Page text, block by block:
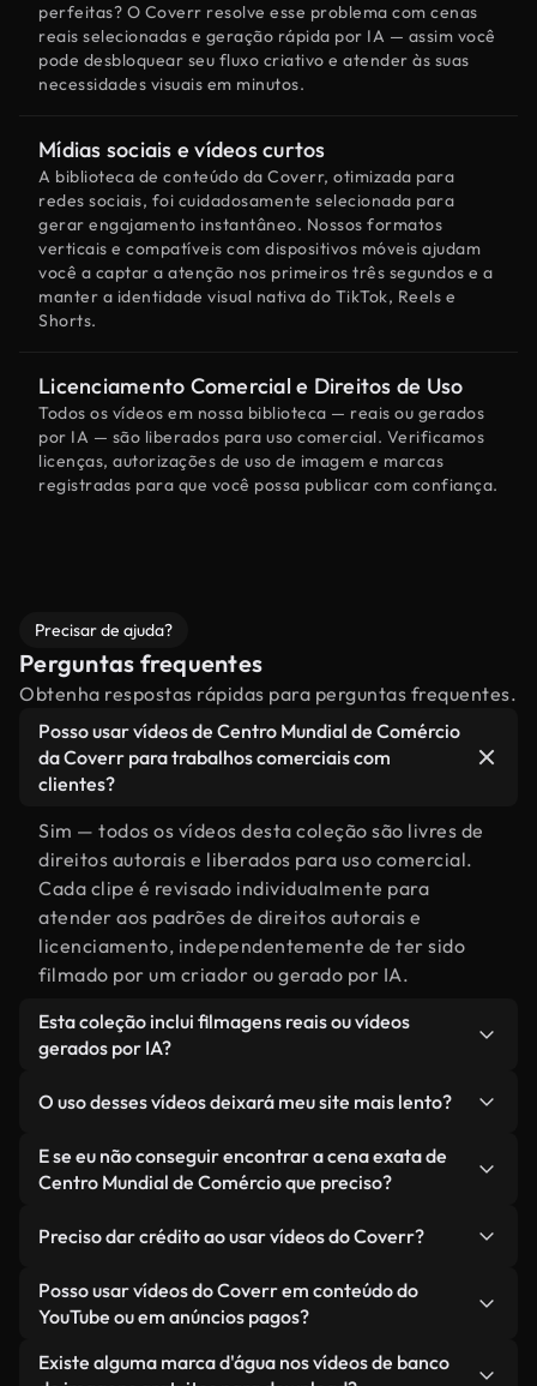
perfeitas? O Coverr resolve esse problema com cenas
reais selecionadas e geração rápida por IA — assim você
pode desbloquear seu fluxo criativo e atender às suas
necessidades visuais em minutos.
Mídias sociais e vídeos curtos
A biblioteca de conteúdo da Coverr, otimizada para
redes sociais, foi cuidadosamente selecionada para
gerar engajamento instantâneo. Nossos formatos
verticais e compatíveis com dispositivos móveis ajudam
você a captar a atenção nos primeiros três segundos e a
manter a identidade visual nativa do TikTok, Reels e
Shorts.
Licenciamento Comercial e Direitos de Uso
Todos os vídeos em nossa biblioteca — reais ou gerados
por IA — são liberados para uso comercial. Verificamos
licenças, autorizações de uso de imagem e marcas
registradas para que você possa publicar com confiança.
Precisar de ajuda?
Perguntas frequentes
Obtenha respostas rápidas para perguntas frequentes.
Posso usar vídeos de Centro Mundial de Comércio
da Coverr para trabalhos comerciais com
clientes?
Sim — todos os vídeos desta coleção são livres de
direitos autorais e liberados para uso comercial.
Cada clipe é revisado individualmente para
atender aos padrões de direitos autorais e
licenciamento, independentemente de ter sido
filmado por um criador ou gerado por IA.
Esta coleção inclui filmagens reais ou vídeos
gerados por IA?
por filmagens reais, feitas por humanos,
relacionadas a Centro Mundial de Comércio,
juntamente com vídeos gerados por IA. Cada
vídeo é claramente identificado para que você
sempre saiba o que está usando.
O uso desses vídeos deixará meu site mais lento?
Não, se você selecionar nossas versões
otimizadas. Oferecemos formatos leves e prontos
— mantendo a alta qualidade, minimizando os
como LCP.
E se eu não conseguir encontrar a cena exata de
Centro Mundial de Comércio que preciso?
Coverr AI Studio. Basta descrever a cena — como
"Centro Mundial de Comércio ao pôr do sol" — e o
Studio gerará um vídeo personalizado para você
em segundos, alinhado com nossos padrões de
licenciamento.
Preciso dar crédito ao usar vídeos do Coverr?
Não é necessário dar crédito. Todos os vídeos em
nossa biblioteca são livres de direitos autorais e
embora isso seja sempre bem-vindo.
Posso usar vídeos do Coverr em conteúdo do
YouTube ou em anúncios pagos?
Sim. Todas as imagens de arquivo da Coverr
Existe alguma marca d'água nos vídeos de banco